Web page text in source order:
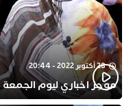
28 أكتوبر 2022 - 20:44
موجز اخباري ليوم الجمعة 28 أكتوبر 2022